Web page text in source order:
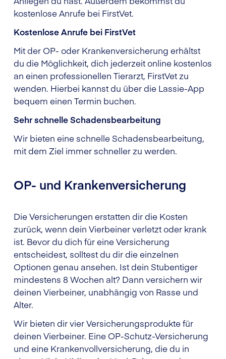
kostenlose Anrufe bei FirstVet.
Kostenlose Anrufe bei FirstVet
Mit der OP- oder Krankenversicherung erhältst
du die Möglichkeit, dich jederzeit online kostenlos
an einen professionellen Tierarzt, FirstVet zu
wenden. Hierbei kannst du über die Lassie-App
bequem einen Termin buchen.
Sehr schnelle Schadensbearbeitung
Wir bieten eine schnelle Schadensbearbeitung,
mit dem Ziel immer schneller zu werden.
OP- und Krankenversicherung
Die Versicherungen erstatten dir die Kosten
zurück, wenn dein Vierbeiner verletzt oder krank
ist. Bevor du dich für eine Versicherung
entscheidest, solltest du dir die einzelnen
Optionen genau ansehen. Ist dein Stubentiger
mindestens 8 Wochen alt? Dann versichern wir
deinen Vierbeiner, unabhängig von Rasse und
Alter.
Wir bieten dir vier Versicherungsprodukte für
deinen Vierbeiner. Eine OP-Schutz-Versicherung
und eine Krankenvollversicherung, die du in